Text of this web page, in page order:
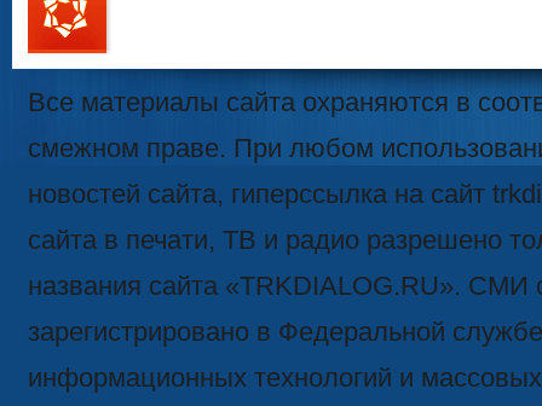
111
Все материалы сайта охраняются в
смежном праве. При любом
новостей сайта, гиперссылка на сайт
сайта в печати, ТВ и радио разрешено
названия сайта «TRKDIALOG.RU». СМИ
зарегистрировано в Федеральной
информационных технологий и